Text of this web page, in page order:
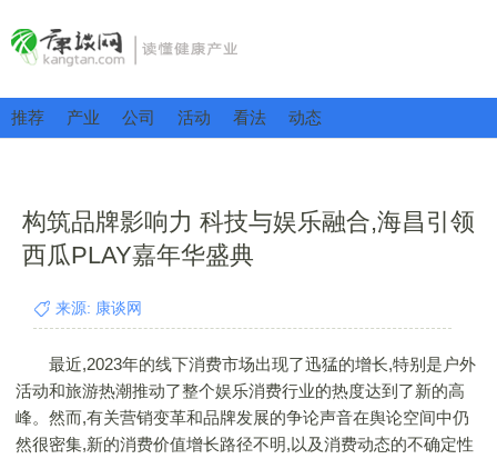
推荐 产业 公司 活动 看法 动态
构筑品牌影响力 科技与娱乐融合,海昌引领
西瓜PLAY嘉年华盛典
来源: 康谈网
最近,2023年的线下消费市场出现了迅猛的增长,特别是户外
活动和旅游热潮推动了整个娱乐消费行业的热度达到了新的高
峰。然而,有关营销变革和品牌发展的争论声音在舆论空间中仍
然很密集,新的消费价值增长路径不明,以及消费动态的不确定性